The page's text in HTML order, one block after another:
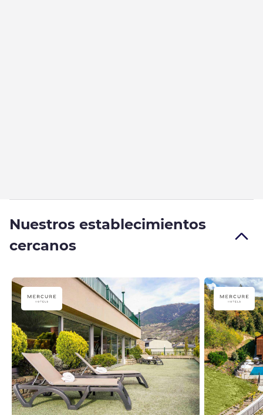
Nuestros establecimientos
cercanos